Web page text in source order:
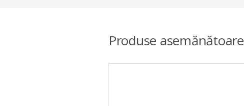
Produse asemănătoare